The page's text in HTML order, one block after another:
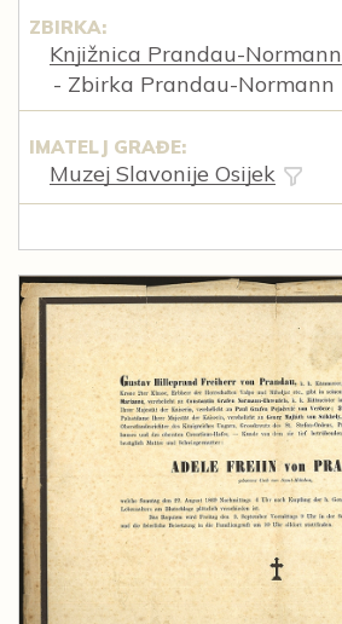
ZBIRKA:
Knjižnica Prandau-Normann
- Zbirka Prandau-Normann
IMATELJ GRAĐE:
Muzej Slavonije Osijek